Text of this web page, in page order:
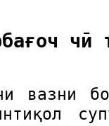
чӣ
вазни